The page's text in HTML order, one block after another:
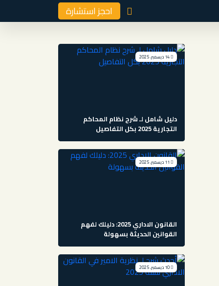
احجز استشارة
14 ديسمبر، 2025
دليل شامل لـ شرح نظام المحاكم
التجارية 2025 بكل التفاصيل
القانون الاداري 2025: دليلك لفهم
القوانين الحديثة بسهولة
10 ديسمبر، 2025